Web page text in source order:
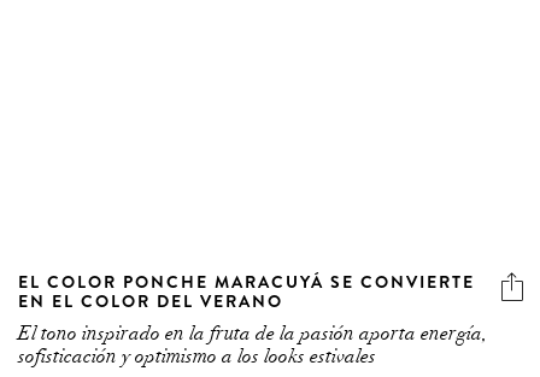
EL COLOR PONCHE MARACUYÁ SE CONVIERTE
EN EL COLOR DEL VERANO
El tono inspirado en la fruta de la pasión aporta energía,
sofisticación y optimismo a los looks estivales